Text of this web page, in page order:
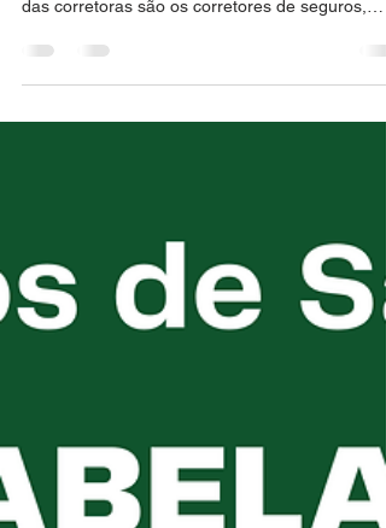
Vendas de Plano de Saude
Central de Vendas Planos de Saude Canais de
Distribuição 71-98511-7007 A força de vendas
prospectar clientes, demonstrar os benefícios
produtos e fechar vendas é a base do negócio
corretora. Manter clientes satisfeitos, dispostos a
renovare